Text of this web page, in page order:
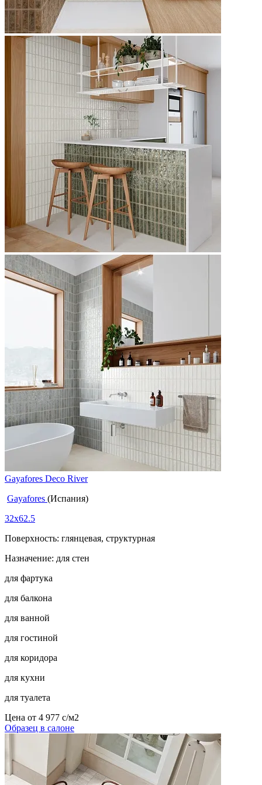
Gayafores Deco River
Gayafores (Испания)
32x62.5
Поверхность: глянцевая, структурная
Назначение: для стен
для фартука
для балкона
для ванной
для гостиной
для коридора
для кухни
для туалета
Цена от 4 977 c/м2
Образец в салоне